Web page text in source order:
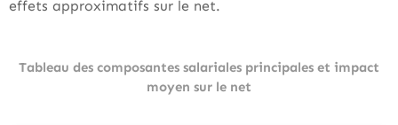
effets approximatifs sur le net.
Tableau des composantes salariales principales et impact
moyen sur le net